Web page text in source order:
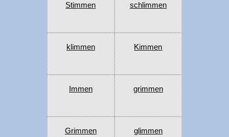
Stimmen schlimmen
klimmen Kimmen
Immen grimmen
Grimmen glimmen